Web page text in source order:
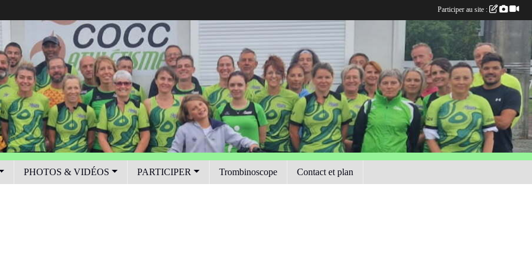
PHOTOS & VIDÉOS PARTICIPER Trombinoscope Contact et plan
Participer au site :